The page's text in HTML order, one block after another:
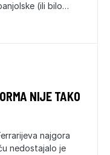
(ili bilo…
NIJE TAKO
najgora
nedostajalo je